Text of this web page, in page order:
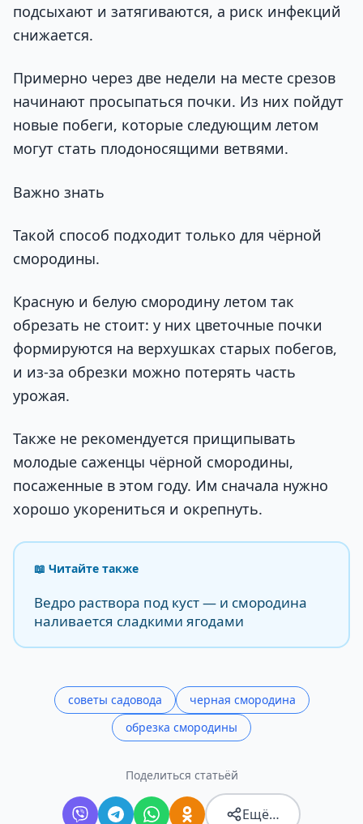
подсыхают и затягиваются, а риск инфекций
снижается.
Примерно через две недели на месте срезов
начинают просыпаться почки. Из них пойдут
новые побеги, которые следующим летом
могут стать плодоносящими ветвями.
Важно знать
Такой способ подходит только для чёрной
смородины.
Красную и белую смородину летом так
обрезать не стоит: у них цветочные почки
формируются на верхушках старых побегов,
и из-за обрезки можно потерять часть
урожая.
Также не рекомендуется прищипывать
молодые саженцы чёрной смородины,
посаженные в этом году. Им сначала нужно
хорошо укорениться и окрепнуть.
📖 Читайте также
Ведро раствора под куст — и смородина
наливается сладкими ягодами
советы садовода
черная смородина
обрезка смородины
Поделиться статьёй
Ещё…